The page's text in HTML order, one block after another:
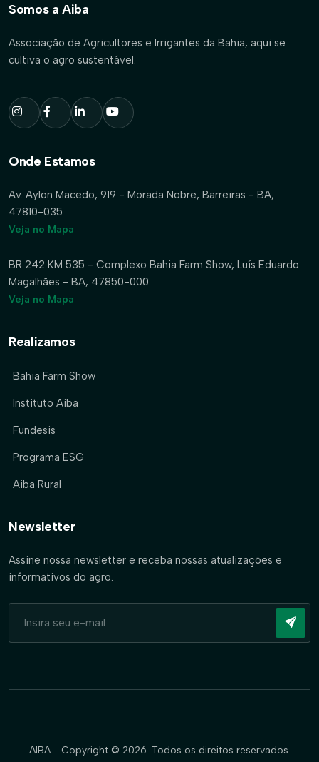
Somos a Aiba
Associação de Agricultores e Irrigantes da Bahia, aqui se
cultiva o agro sustentável.
Onde Estamos
Av. Aylon Macedo, 919 - Morada Nobre, Barreiras - BA,
47810-035
Veja no Mapa
BR 242 KM 535 - Complexo Bahia Farm Show, Luís Eduardo
Magalhães - BA, 47850-000
Veja no Mapa
Realizamos
Bahia Farm Show
Instituto Aiba
Fundesis
Programa ESG
Aiba Rural
Newsletter
Assine nossa newsletter e receba nossas atualizações e
informativos do agro.
AIBA - Copyright © 2026. Todos os direitos reservados.